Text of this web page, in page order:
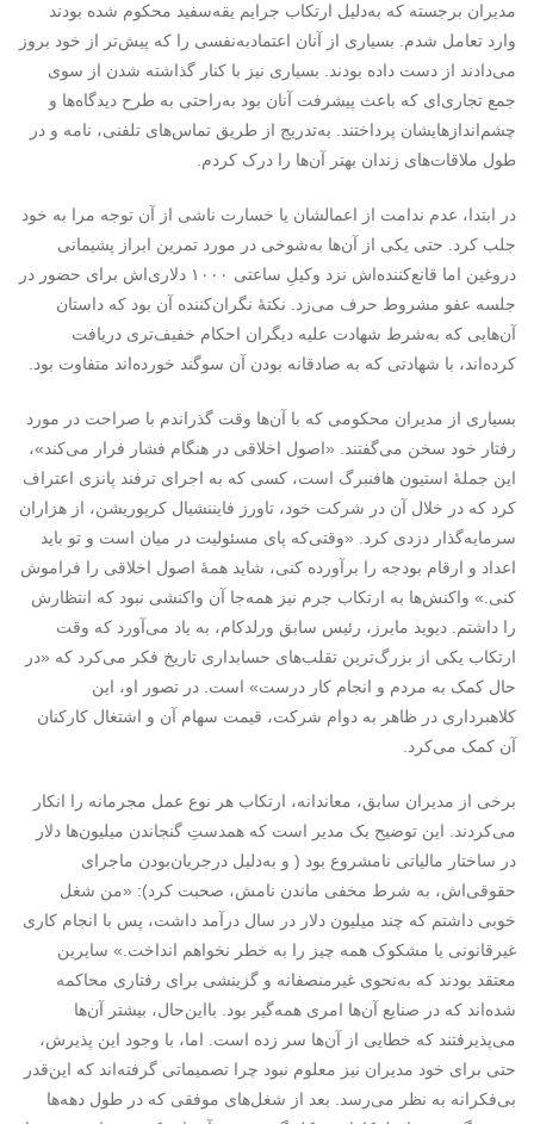
مدیران برجسته که به‌دلیل ارتکاب جرایم یقه‌سفید محکوم شده بودند
وارد تعامل شدم. بسیاری از آنان اعتمادبه‌نفسی را که پیش‌تر از خود بروز
می‌دادند از دست داده بودند. بسیاری نیز با کنار گذاشته شدن از سوی
جمع تجاری‌ای که باعث پیشرفت آنان بود به‌راحتی به طرح دیدگاه‌ها و
چشم‌اندازهایشان پرداختند. به‌تدریج از طریق تماس‌های تلفنی، نامه و در
طول ملاقات‌های زندان بهتر آن‌ها را درک کردم.
در ابتدا، عدم ندامت از اعمالشان یا خسارت ناشی از آن توجه مرا به خود
جلب کرد. حتی یکی از آن‌ها به‌شوخی در مورد تمرین ابراز پشیمانی
دروغین اما قانع‌کننده‌اش نزد وکیلِ ساعتی ۱۰۰۰ دلاری‌اش برای حضور در
جلسه عفو مشروط حرف می‌زد. نکتۀ نگران‌کننده آن بود که داستان
آن‌هایی که به‌شرط شهادت علیه دیگران احکام خفیف‌تری دریافت
کرده‌اند، با شهادتی که به صادقانه بودن آن سوگند خورده‌اند متفاوت بود.
بسیاری از مدیران محکومی که با آن‌ها وقت گذراندم با صراحت در مورد
رفتار خود سخن می‌گفتند. «اصول اخلاقی در هنگام فشار فرار می‌کند»،
این جملۀ استیون هافنبرگ است، کسی که به اجرای ترفند پانزی اعتراف
کرد که در خلال آن در شرکت خود، تاورز فایننشیال کرپوریشن، از هزاران
سرمایه‌گذار دزدی کرد. «وقتی‌که پای مسئولیت در میان است و تو باید
اعداد و ارقام بودجه را برآورده کنی، شاید همۀ اصول اخلاقی را فراموش
کنی.» واکنش‌ها به ارتکاب جرم نیز همه‌جا آن واکنشی نبود که انتظارش
را داشتم. دیوید مایرز، رئیس سابق ورلدکام، به یاد می‌آورد که وقت
ارتکاب یکی از بزرگ‌ترین تقلب‌های حسابداری تاریخ فکر می‌کرد که «در
حال کمک به مردم و انجام کار درست» است. در تصور او، این
کلاهبرداری در ظاهر به دوام شرکت، قیمت سهام آن و اشتغال کارکنان
آن کمک می‌کرد.
برخی از مدیران سابق، معاندانه، ارتکاب هر نوع عمل مجرمانه را انکار
می‌کردند. این توضیح یک مدیر است که همدستِ گنجاندن میلیون‌ها دلار
در ساختار مالیاتی نامشروع بود ( و به‌دلیل درجریان‌بودن ماجرای
حقوقی‌اش، به شرط مخفی ماندن نامش، صحبت کرد): «من شغل
خوبی داشتم که چند میلیون دلار در سال درآمد داشت، پس با انجام کاری
غیرقانونی یا مشکوک همه چیز را به خطر نخواهم انداخت.» سایرین
معتقد بودند که به‌نحوی غیرمنصفانه و گزینشی برای رفتاری محاکمه
شده‌اند که در صنایع آن‌ها امری همه‌گیر بود. بااین‌حال، بیشتر آن‌ها
می‌پذیرفتند که خطایی از آن‌ها سر زده است. اما، با وجود این پذیرش،
حتی برای خود مدیران نیز معلوم نبود چرا تصمیماتی گرفته‌اند که این‌قدر
بی‌فکرانه به نظر می‌رسد. بعد از شغل‌های موفقی که در طول دهه‌ها